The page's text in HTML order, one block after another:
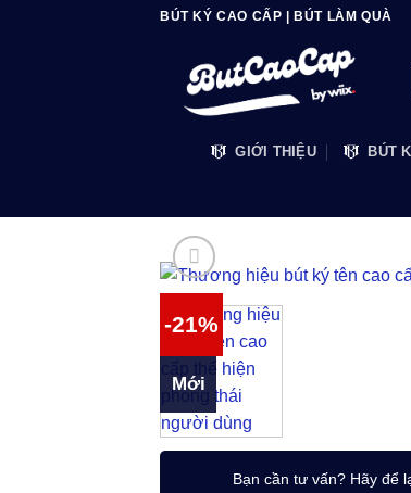
BÚT KÝ CAO CẤP | BÚT LÀM QUÀ
GIỚI THIỆU BÚT
-21%
Mới
Bạn cần tư vấn? Hãy để